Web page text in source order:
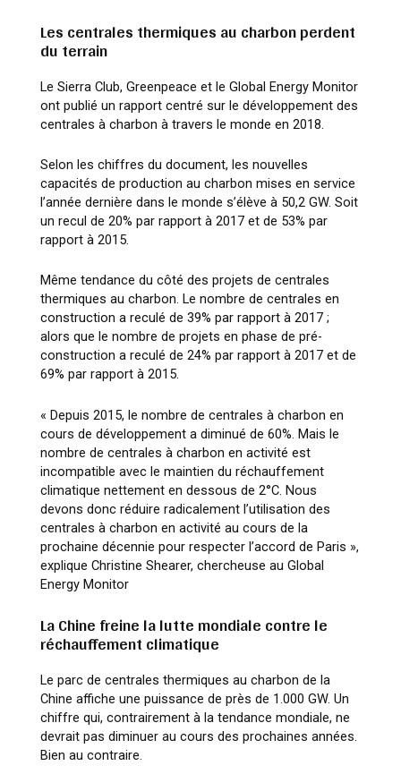
Les centrales thermiques au charbon perdent
du terrain
Le Sierra Club, Greenpeace et le Global Energy Monitor
ont publié un rapport centré sur le développement des
centrales à charbon à travers le monde en 2018.
Selon les chiffres du document, les nouvelles
capacités de production au charbon mises en service
l’année dernière dans le monde s’élève à 50,2 GW. Soit
un recul de 20% par rapport à 2017 et de 53% par
rapport à 2015.
Même tendance du côté des projets de centrales
thermiques au charbon. Le nombre de centrales en
construction a reculé de 39% par rapport à 2017 ;
alors que le nombre de projets en phase de pré-
construction a reculé de 24% par rapport à 2017 et de
69% par rapport à 2015.
« Depuis 2015, le nombre de centrales à charbon en
cours de développement a diminué de 60%. Mais le
nombre de centrales à charbon en activité est
incompatible avec le maintien du réchauffement
climatique nettement en dessous de 2°C. Nous
devons donc réduire radicalement l’utilisation des
centrales à charbon en activité au cours de la
prochaine décennie pour respecter l’accord de Paris »,
explique Christine Shearer, chercheuse au Global
Energy Monitor
La Chine freine la lutte mondiale contre le
réchauffement climatique
Le parc de centrales thermiques au charbon de la
Chine affiche une puissance de près de 1.000 GW. Un
chiffre qui, contrairement à la tendance mondiale, ne
devrait pas diminuer au cours des prochaines années.
Bien au contraire.